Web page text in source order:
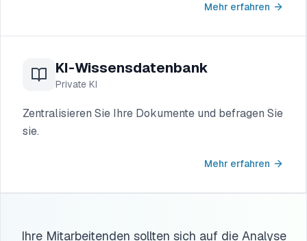
Mehr erfahren
KI-Wissensdatenbank
Private KI
Zentralisieren Sie Ihre Dokumente und befragen Sie
sie.
Mehr erfahren
Ihre Mitarbeitenden sollten sich auf die Analyse